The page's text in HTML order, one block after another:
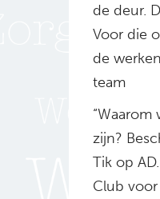
de deur.
Voor die
de
team
zijn?
Tik op
Club